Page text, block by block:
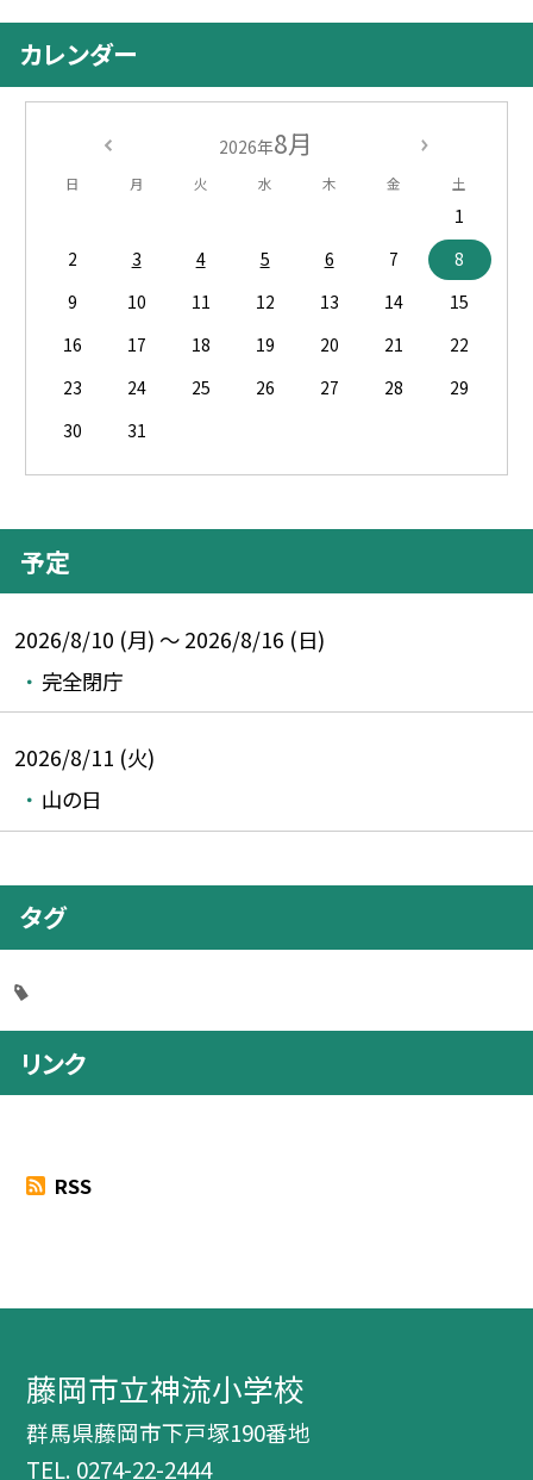
カレンダー
2026年8月
日 月 火 水 木 金 土
1
2
3 4 5 6 7
8
9
10 11 12 13 14
15
16
17 18 19 20 21
22
23
24 25 26 27 28
29
30
31
予定
2026/8/10 (月) ～ 2026/8/16 (日)
完全閉庁
2026/8/11 (火)
山の日
タグ
リンク
RSS
藤岡市立神流小学校
群馬県藤岡市下戸塚190番地
TEL. 0274-22-2444